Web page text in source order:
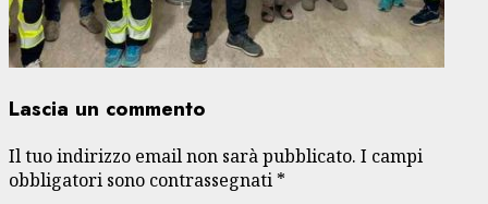
Lascia un commento
Il tuo indirizzo email non sarà pubblicato. I campi
obbligatori sono contrassegnati *